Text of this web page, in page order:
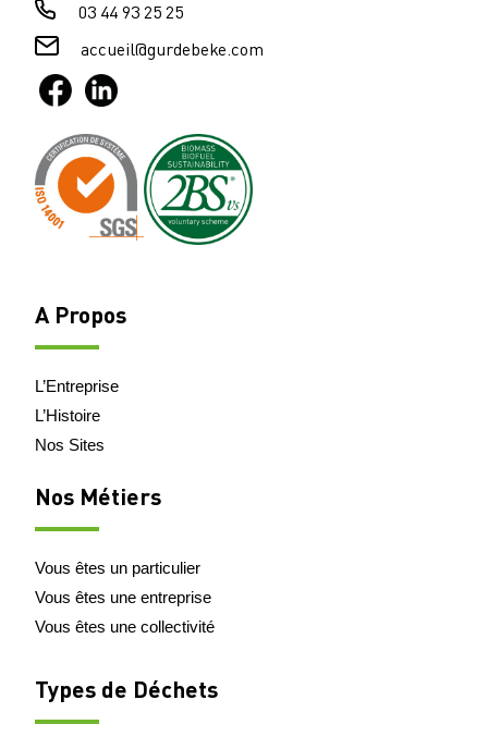
03 44 93 25 25
accueil@gurdebeke.com
A Propos
L’Entreprise
L’Histoire
Nos Sites
Nos Métiers
Vous êtes un particulier
Vous êtes une entreprise
Vous êtes une collectivité
Types de Déchets